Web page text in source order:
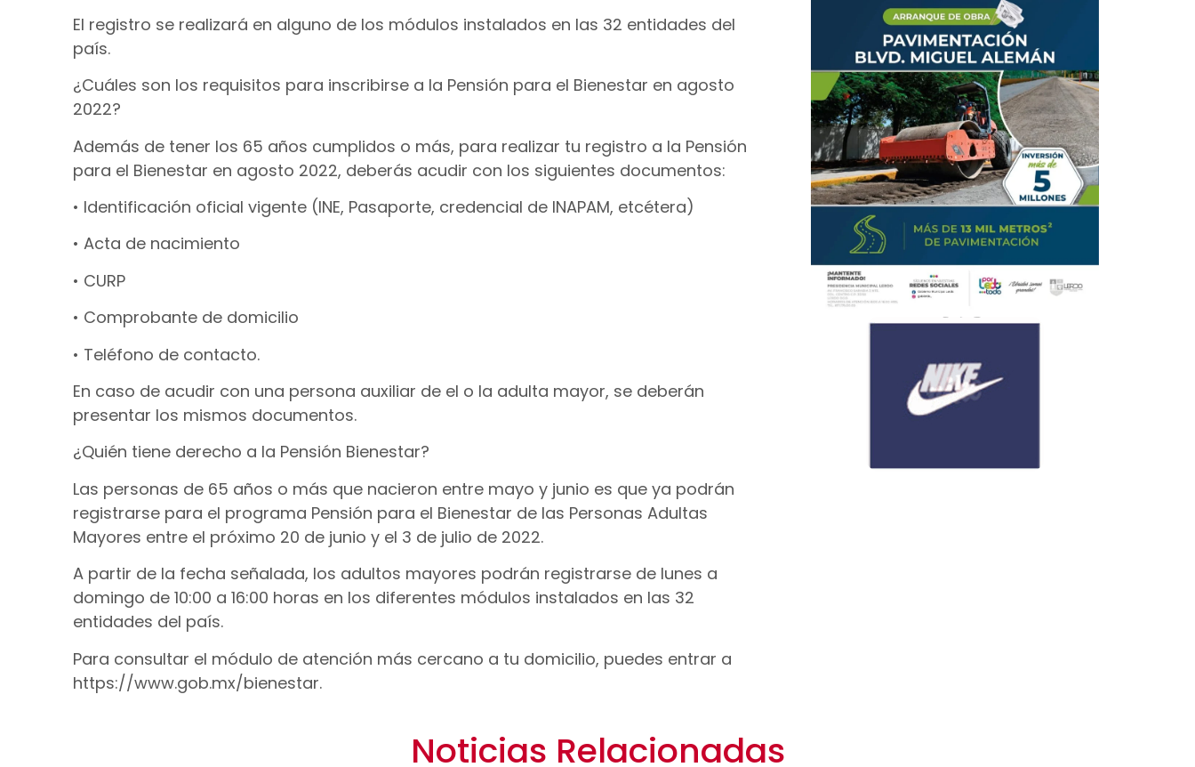
El registro se realizará en alguno de los módulos instalados en las 32 entidades del
país.
¿Cuáles son los requisitos para inscribirse a la Pensión para el Bienestar en agosto
2022?
Además de tener los 65 años cumplidos o más, para realizar tu registro a la Pensión
para el Bienestar en agosto 2022, deberás acudir con los siguientes documentos:
• Identificación oficial vigente (INE, Pasaporte, credencial de INAPAM, etcétera)
• Acta de nacimiento
• CURP
• Comprobante de domicilio
• Teléfono de contacto.
En caso de acudir con una persona auxiliar de el o la adulta mayor, se deberán
presentar los mismos documentos.
¿Quién tiene derecho a la Pensión Bienestar?
Las personas de 65 años o más que nacieron entre mayo y junio es que ya podrán
registrarse para el programa Pensión para el Bienestar de las Personas Adultas
Mayores entre el próximo 20 de junio y el 3 de julio de 2022.
A partir de la fecha señalada, los adultos mayores podrán registrarse de lunes a
domingo de 10:00 a 16:00 horas en los diferentes módulos instalados en las 32
entidades del país.
Para consultar el módulo de atención más cercano a tu domicilio, puedes entrar a
https://www.gob.mx/bienestar.
Noticias Relacionadas